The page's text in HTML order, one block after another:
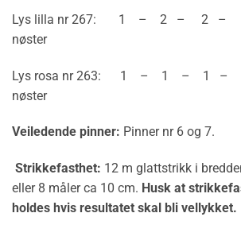
Lys lilla nr 267: 1 – 2 – 2
nøster
Lys rosa nr 263: 1 – 1 –
nøster
Veiledende pinner: Pinner nr 6 og 7.
Strikkefasthet: 12 m glattstrikk i
eller 8 måler ca 10 cm. Husk at
holdes hvis resultatet skal bli vellykket.